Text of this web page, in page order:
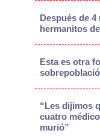
Después de
hermanitos
Esta es otra
“Les dijimos
cuatro
murió”